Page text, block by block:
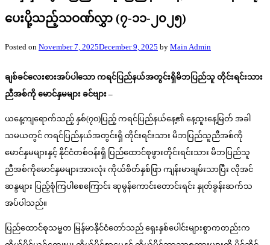
ပေးပို့သည့်သဝဏ်လွှာ (၇-၁၁-၂၀၂၅)
Posted on November 7, 2025December 9, 2025 by Main Admin
ချစ်ခင်လေးစားအပ်ပါသော ကရင်ပြည်နယ်အတွင်းရှိမိဘပြည်သူ တိုင်းရင်းသား
ညီအစ်ကို မောင်နှမများ ခင်ဗျား –
ယနေ့ကျရောက်သည့် နှစ်(၇၀)ပြည့် ကရင်ပြည်နယ်နေ့၏ နေ့ထူးနေ့မြတ် အခါ
သမယတွင် ကရင်ပြည်နယ်အတွင်းရှိ တိုင်းရင်းသား မိဘပြည်သူညီအစ်ကို
မောင်နှမများနှင့် နိုင်ငံတစ်ဝန်းရှိ ပြည်ထောင်စုဖွားတိုင်းရင်းသား မိဘပြည်သူ
ညီအစ်ကိုမောင်နှမများအားလုံး ကိုယ်စိတ်နှစ်ဖြာ ကျန်းမာချမ်းသာပြီး လိုအင်
ဆန္ဒများ ပြည့်စုံကြပါစေကြောင်း ဆုမွန်ကောင်းတောင်းရင်း နှုတ်ခွန်းဆက်သ
အပ်ပါသည်။
ပြည်ထောင်စုသမ္မတ မြန်မာနိုင်ငံတော်သည် ရှေးနှစ်ပေါင်းများစွာကတည်းက